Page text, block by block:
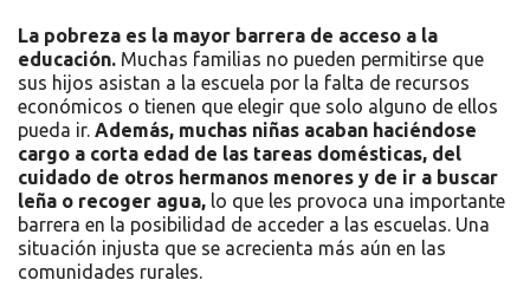
La pobreza es la mayor barrera de acceso a la
educación. Muchas familias no pueden permitirse que
sus hijos asistan a la escuela por la falta de recursos
económicos o tienen que elegir que solo alguno de ellos
pueda ir. Además, muchas niñas acaban haciéndose
cargo a corta edad de las tareas domésticas, del
cuidado de otros hermanos menores y de ir a buscar
leña o recoger agua, lo que les provoca una importante
barrera en la posibilidad de acceder a las escuelas. Una
situación injusta que se acrecienta más aún en las
comunidades rurales.